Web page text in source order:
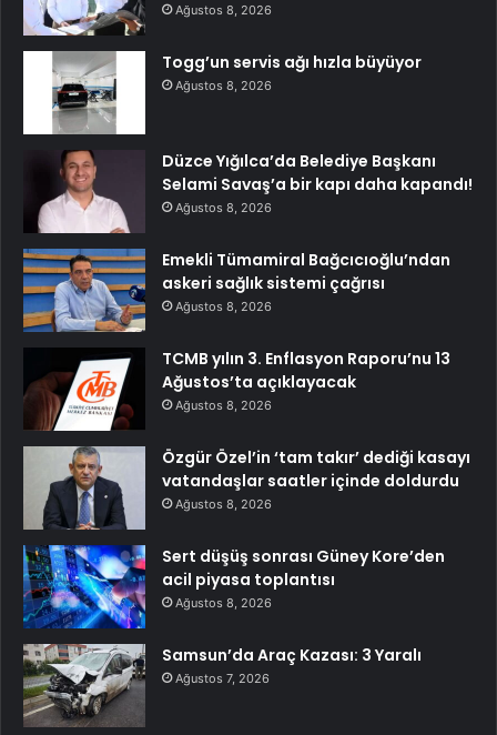
Ağustos 8, 2026
Togg’un servis ağı hızla büyüyor
Ağustos 8, 2026
Düzce Yığılca’da Belediye Başkanı
Selami Savaş’a bir kapı daha kapandı!
Ağustos 8, 2026
Emekli Tümamiral Bağcıcıoğlu’ndan
askeri sağlık sistemi çağrısı
Ağustos 8, 2026
TCMB yılın 3. Enflasyon Raporu’nu 13
Ağustos’ta açıklayacak
Ağustos 8, 2026
Özgür Özel’in ‘tam takır’ dediği kasayı
vatandaşlar saatler içinde doldurdu
Ağustos 8, 2026
Sert düşüş sonrası Güney Kore’den
acil piyasa toplantısı
Ağustos 8, 2026
Samsun’da Araç Kazası: 3 Yaralı
Ağustos 7, 2026